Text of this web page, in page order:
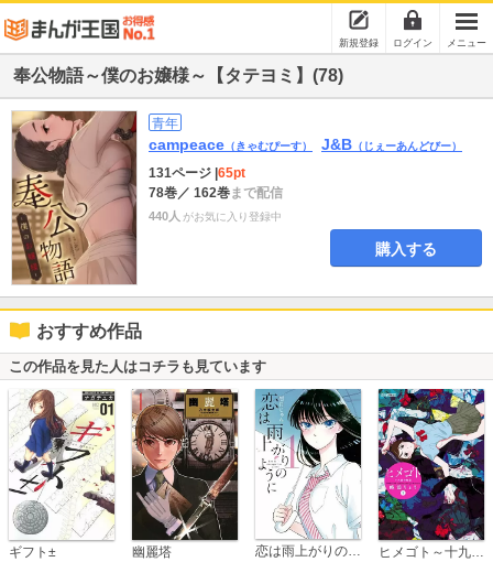
新規登録 ログイン メニュー
奉公物語～僕のお嬢様～【タテヨミ】(78)
青年
campeace （きゃむぴーす） J&B （じぇーあんどびー）
131ページ 65pt
78巻／ 162巻まで配信
440人 がお気に入り登録中
購入する
おすすめ作品
この作品を見た人はコチラも見ています
ギフト± 幽麗塔 恋は雨上がりのように